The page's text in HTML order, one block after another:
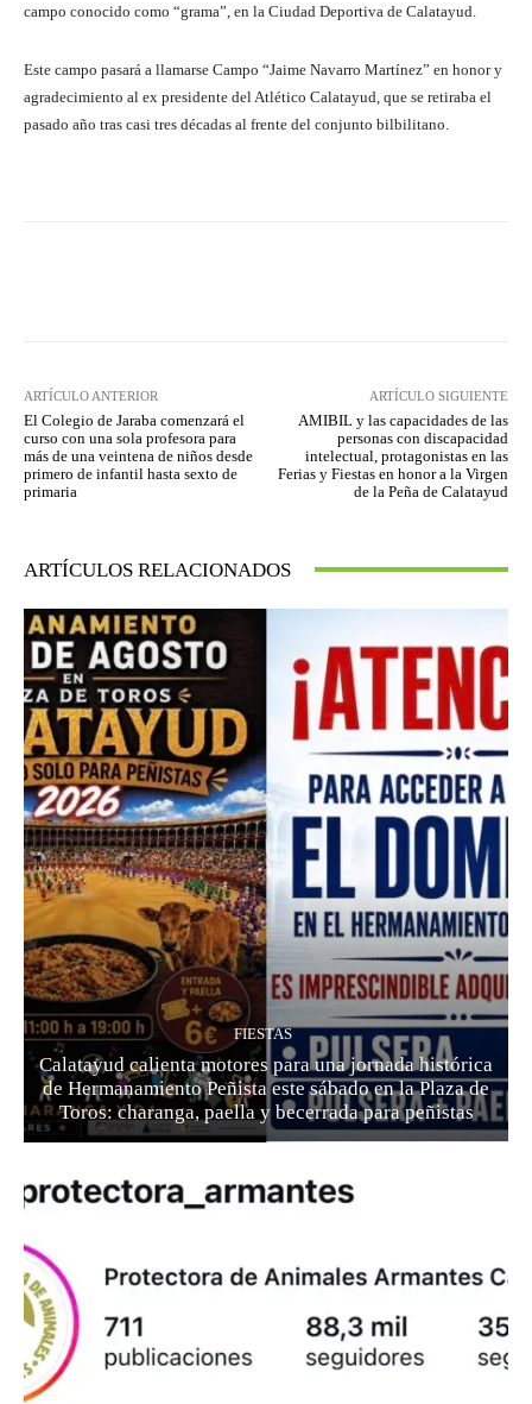
campo conocido como “grama”, en la Ciudad Deportiva de Calatayud.
Este campo pasará a llamarse Campo “Jaime Navarro Martínez” en honor y
agradecimiento al ex presidente del Atlético Calatayud, que se retiraba el
pasado año tras casi tres décadas al frente del conjunto bilbilitano.
ARTÍCULO ANTERIOR
El Colegio de Jaraba comenzará el
curso con una sola profesora para
más de una veintena de niños desde
primero de infantil hasta sexto de
primaria
ARTÍCULO SIGUIENTE
AMIBIL y las capacidades de las
personas con discapacidad
intelectual, protagonistas en las
Ferias y Fiestas en honor a la Virgen
de la Peña de Calatayud
ARTÍCULOS RELACIONADOS
FIESTAS
Calatayud calienta motores para una jornada histórica
de Hermanamiento Peñista este sábado en la Plaza de
Toros: charanga, paella y becerrada para peñistas